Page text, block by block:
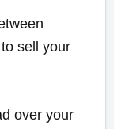
sell your
over your